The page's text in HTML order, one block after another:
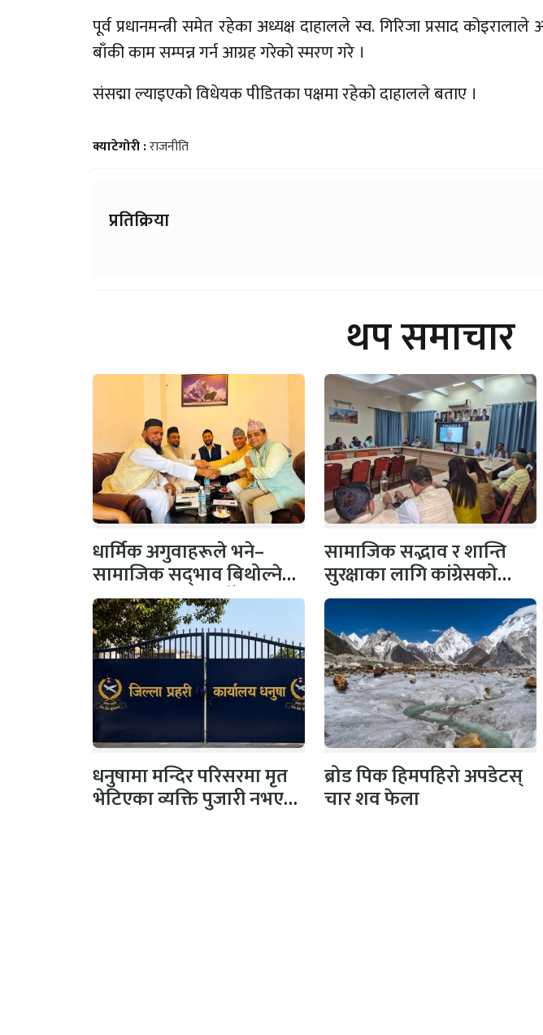
पूर्व प्रधानमन्त्री समेत रहेका अध्यक्ष दाहालले स्व. गिरिजा प्रसाद
बाँकी काम सम्पन्न गर्न आग्रह गरेको स्मरण गरे ।
संसद्मा ल्याइएको विधेयक पीडितका पक्षमा रहेको दाहालले बताए ।
क्याटेगोरी :राजनीति
प्रतिक्रिया
थप समाचार
धार्मिक अगुवाहरूले भने–
सामाजिक सद्‌भाव बिथोल्ने
कार्यमा संलग्न नहोऔँ
सामाजिक सद्भाव र शान्ति
सुरक्षाका लागि कांग्रेसको
पहल, सभापति गगन…
धनुषामा मन्दिर परिसरमा मृत
भेटिएका व्यक्ति पुजारी नभएको
ब्रोड पिक हिमपहिरो अपडेटस्
चार शव फेला